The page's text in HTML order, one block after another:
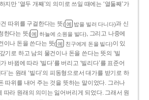
지만 ‘열두 개째’의 의미로 쓰일 때에는 ‘열둘째’가
따위를 구걸한다는 뜻( 예 밥을 빌러 다니다)과 신
한다는 뜻( 예 하늘에 소원을 빌다), 그리고 나중에
이나 돈을 쓴다는 뜻( 예 친구에게 돈을 빌다)이 있
기로 하고 남의 물건이나 돈을 쓴다는 뜻의 ‘빌
바뀜에 따라 ‘빌다’를 버리고 ‘빌리다’를 표준어
’는 원래 ‘빌다’의 피동형으로서 대가를 받기로 하
따위를 내어 주는 것을 뜻하는 말이었다. 그러나
따라 원래의 의미는 잃어버리게 되었다. 그래서 원